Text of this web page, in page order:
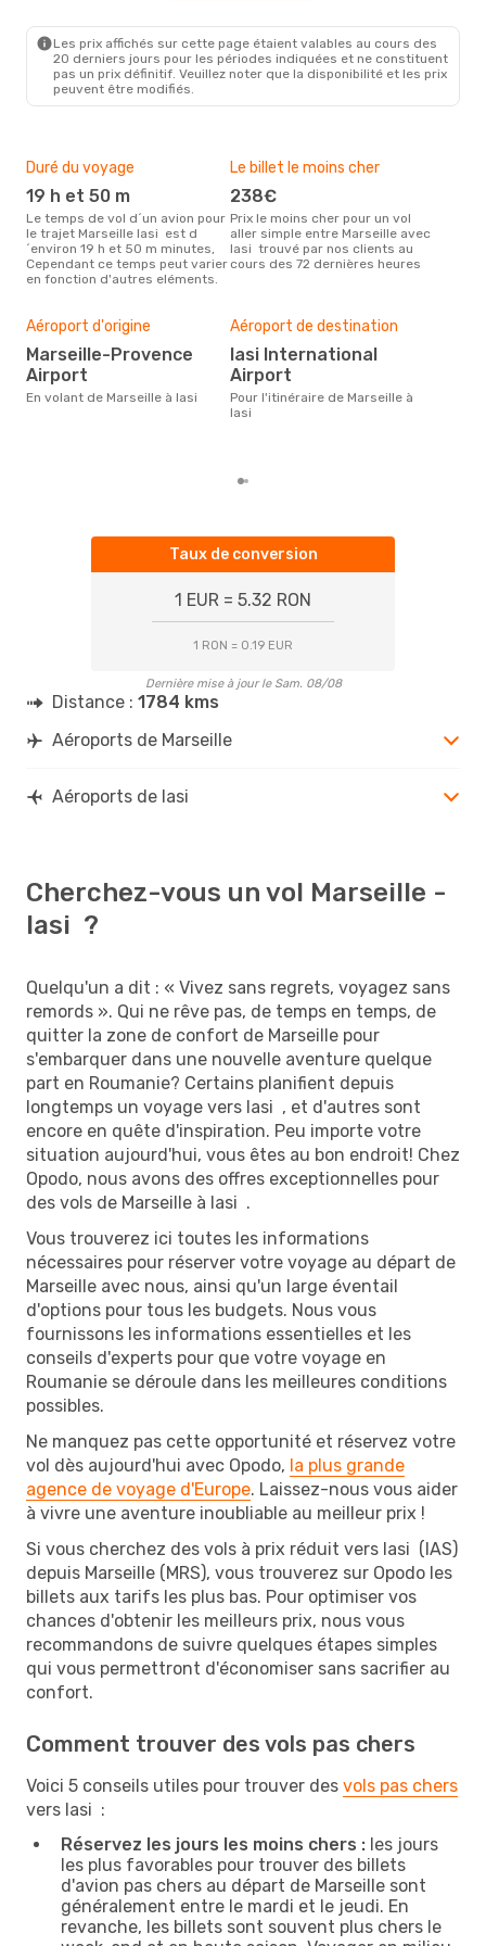
Les prix affichés sur cette page étaient valables au cours des
20 derniers jours pour les périodes indiquées et ne constituent
pas un prix définitif. Veuillez noter que la disponibilité et les prix
peuvent être modifiés.
Duré du voyage
19 h et 50 m
Le temps de vol d´un avion pour
le trajet Marseille Iasi est d
´environ 19 h et 50 m minutes,
Cependant ce temps peut varier
en fonction d'autres eléments.
Le billet le moins cher
238€
Prix le moins cher pour un vol
aller simple entre Marseille avec
Iasi trouvé par nos clients au
cours des 72 dernières heures
Aéroport d'origine
Marseille-Provence
Airport
En volant de Marseille à Iasi
Aéroport de destination
Airport
Pour l'itinéraire de Marseille à
Iasi
Taux de conversion
1 EUR = 5.32 RON
1 RON = 0.19 EUR
Dernière mise à jour le Sam. 08/08
Distance : 1784 kms
Aéroports de Marseille
Aéroports de Iasi
Cherchez-vous un vol Marseille -
Iasi ?
Quelqu'un a dit : « Vivez sans regrets, voyagez sans
remords ». Qui ne rêve pas, de temps en temps, de
quitter la zone de confort de Marseille pour
s'embarquer dans une nouvelle aventure quelque
part en Roumanie? Certains planifient depuis
longtemps un voyage vers Iasi , et d'autres sont
encore en quête d'inspiration. Peu importe votre
situation aujourd'hui, vous êtes au bon endroit! Chez
Opodo, nous avons des offres exceptionnelles pour
des vols de Marseille à Iasi .
Vous trouverez ici toutes les informations
nécessaires pour réserver votre voyage au départ de
Marseille avec nous, ainsi qu'un large éventail
d'options pour tous les budgets. Nous vous
fournissons les informations essentielles et les
conseils d'experts pour que votre voyage en
Roumanie se déroule dans les meilleures conditions
possibles.
Ne manquez pas cette opportunité et réservez votre
vol dès aujourd'hui avec Opodo, la plus grande
agence de voyage d'Europe. Laissez-nous vous aider
à vivre une aventure inoubliable au meilleur prix !
Si vous cherchez des vols à prix réduit vers Iasi (IAS)
depuis Marseille (MRS), vous trouverez sur Opodo les
billets aux tarifs les plus bas. Pour optimiser vos
chances d'obtenir les meilleurs prix, nous vous
recommandons de suivre quelques étapes simples
qui vous permettront d'économiser sans sacrifier au
confort.
Comment trouver des vols pas chers
Voici 5 conseils utiles pour trouver des vols pas chers
vers Iasi :
Réservez les jours les moins chers : les jours
les plus favorables pour trouver des billets
d'avion pas chers au départ de Marseille sont
généralement entre le mardi et le jeudi. En
revanche, les billets sont souvent plus chers le